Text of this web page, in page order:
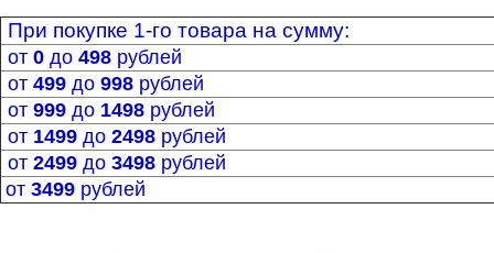
При покупке 1-го товара на сумму:
от 0 до 498 рублей
от 499 до 998 рублей
от 999 до 1498 рублей
от 1499 до 2498 рублей
от 2499 до 3498 рублей
от 3499 рублей